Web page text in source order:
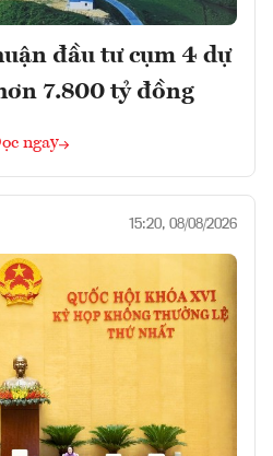
đầu tư cụm 4 dự
7.800 tỷ đồng
ngay
15:20, 08/08/2026